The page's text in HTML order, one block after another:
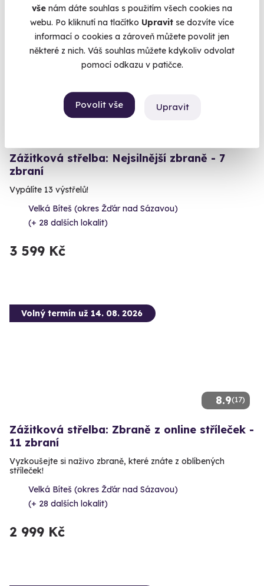
vše nám dáte souhlas s použitím všech cookies na
webu. Po kliknutí na tlačítko Upravit se dozvíte více
informací o cookies a zároveň můžete povolit jen
některé z nich. Váš souhlas můžete kdykoliv odvolat
pomocí odkazu v patičce.
Povolit vše Upravit
Volný termín už 11. 08. 2026
Zážitková střelba: Nejsilnější zbraně - 7
zbraní
Vypálíte 13 výstřelů!
Velká Bíteš (okres Žďár nad Sázavou)
(+ 28 dalších lokalit)
3 599 Kč
8.9(17)
Volný termín už 14. 08. 2026
Zážitková střelba: Zbraně z online stříleček -
11 zbraní
Vyzkoušejte si naživo zbraně, které znáte z oblíbených
stříleček!
Velká Bíteš (okres Žďár nad Sázavou)
(+ 28 dalších lokalit)
2 999 Kč